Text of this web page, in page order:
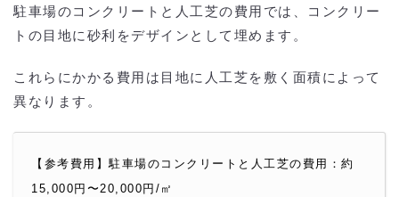
駐車場のコンクリートと人工芝の費用では、コンクリー
トの目地に砂利をデザインとして埋めます。
これらにかかる費用は目地に人工芝を敷く面積によって
異なります。
【参考費用】駐車場のコンクリートと人工芝の費用：約
15,000円〜20,000円/㎡